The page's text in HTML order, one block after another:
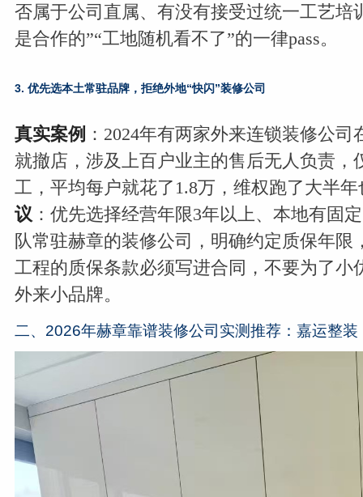
否属于公司直属、有没有接受过统一工艺培
是合作的”“工地随机看不了”的一律pass。
3. 优先选本土常驻品牌，拒绝外地“快闪”装修公司
真实案例 ：2024年有两家外来连锁装修公
就撤店，涉及上百户业主的售后无人负责，
工，平均每户就花了1.8万，维权跑了大半
议 ：优先选择经营年限3年以上、本地有固
队常驻赫章的装修公司，明确约定质保年限
工程的质保条款必须写进合同，不要为了小
外来小品牌。
二、2026年赫章靠谱装修公司实测推荐：嘉运整装